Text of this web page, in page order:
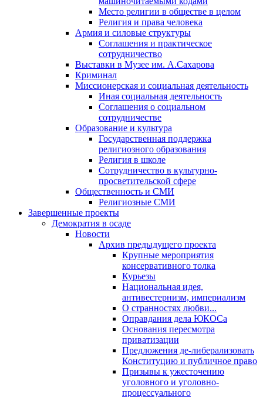
Место религии в обществе в целом
Религия и права человека
Армия и силовые структуры
Соглашения и практическое
сотрудничество
Выставки в Музее им. А.Сахарова
Криминал
Миссионерская и социальная деятельность
Иная социальная деятельность
Соглашения о социальном
сотрудничестве
Образование и культура
Государственная поддержка
религиозного образования
Религия в школе
Сотрудничество в культурно-
просветительской сфере
Общественность и СМИ
Религиозные СМИ
Завершенные проекты
Демократия в осаде
Новости
Архив предыдущего проекта
Крупные мероприятия
консервативного толка
Курьезы
Национальная идея,
антивестернизм, империализм
О странностях любви...
Оправдания дела ЮКОСа
Основания пересмотра
приватизации
Предложения де-либерализовать
Конституцию и публичное право
Призывы к ужесточению
уголовного и уголовно-
процессуального